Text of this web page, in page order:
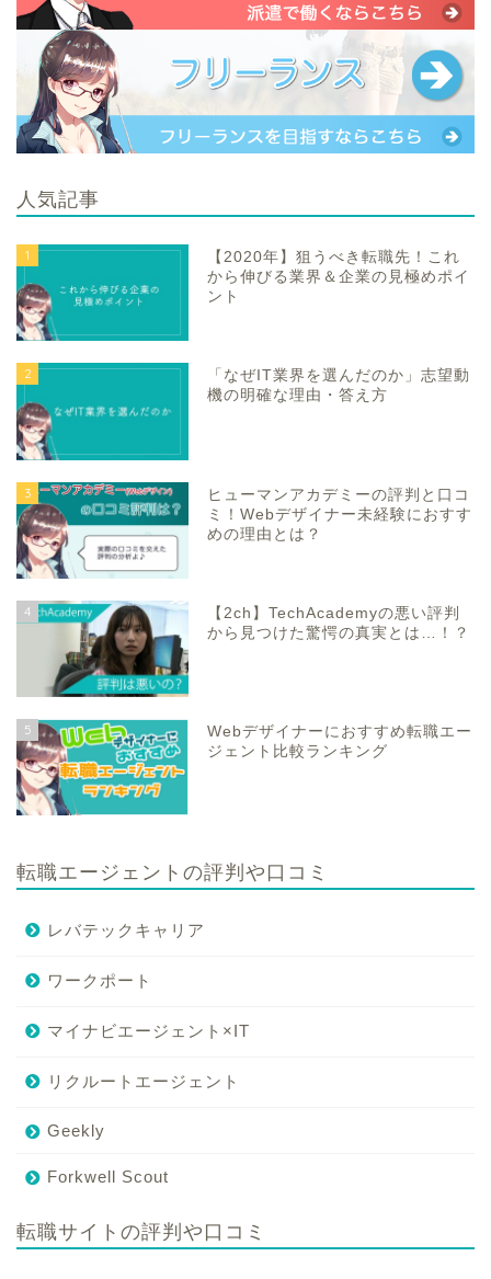
人気記事
1
【2020年】狙うべき転職先！これ
から伸びる業界＆企業の見極めポイ
ント
2
「なぜIT業界を選んだのか」志望動
機の明確な理由・答え方
3
ヒューマンアカデミーの評判と口コ
ミ！Webデザイナー未経験におすす
めの理由とは？
4
【2ch】TechAcademyの悪い評判
から見つけた驚愕の真実とは…！？
5
Webデザイナーにおすすめ転職エー
ジェント比較ランキング
転職エージェントの評判や口コミ
レバテックキャリア
ワークポート
マイナビエージェント×IT
リクルートエージェント
Geekly
Forkwell Scout
転職サイトの評判や口コミ